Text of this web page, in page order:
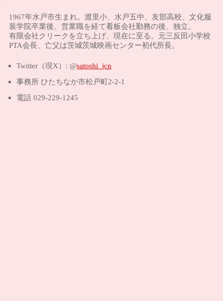
1967年水戸市生まれ。渡里小、水戸五中、友部高校、文化服
装学院卒業後、営業職を経て看板会社勤務の後、独立。
有限会社クリークを立ち上げ、現在に至る。元三反田小学校
PTA会長、亡父は茨城茨城映画センター初代所長。
Twitter（現X）: @satoshi_jcp
事務所 ひたちなか市松戸町2-2-1
電話 029-229-1245